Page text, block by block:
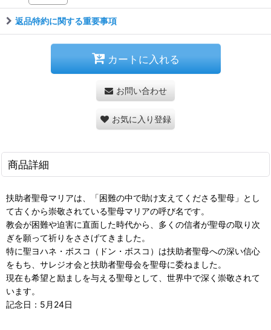
返品特約に関する重要事項
カートに入れる
お問い合わせ
お気に入り登録
商品詳細
扶助者聖母マリアは、「困難の中で助け支えてくださる聖母」とし
て古くから崇敬されている聖母マリアの呼び名です。
教会が困難や迫害に直面した時代から、多くの信者が聖母の取り次
ぎを願って祈りをささげてきました。
特に聖ヨハネ・ボスコ（ドン・ボスコ）は扶助者聖母への深い信心
をもち、サレジオ会と扶助者聖母会を聖母に委ねました。
現在も希望と励ましを与える聖母として、世界中で深く崇敬されて
います。
記念日：5月24日